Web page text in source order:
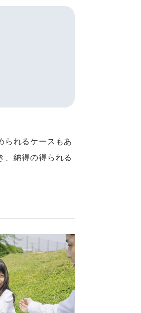
られるケースもあ
、納得の得られる